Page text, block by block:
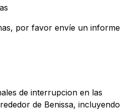
por favor envíe un informe
de interrupcion en las
de Benissa, incluyendo